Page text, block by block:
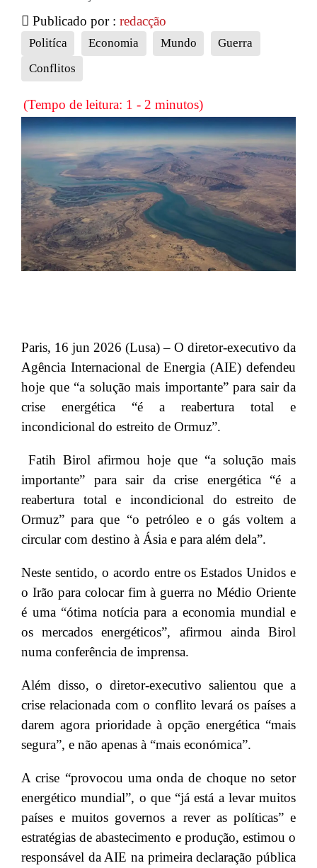
Publicado por : redacção
Politíca Economia Mundo
Guerra
Conflitos
(Tempo de leitura: 1 - 2 minutos)
Paris, 16 jun 2026 (Lusa) – O diretor-executivo da
Agência Internacional de Energia (AIE) defendeu
hoje que “a solução mais importante” para sair da
crise energética “é a reabertura total e
incondicional do estreito de Ormuz”.
Fatih Birol afirmou hoje que “a solução mais
importante” para sair da crise energética “é a
reabertura total e incondicional do estreito de
Ormuz” para que “o petróleo e o gás voltem a
circular com destino à Ásia e para além dela”.
Neste sentido, o acordo entre os Estados Unidos e
o Irão para colocar fim à guerra no Médio Oriente
é uma “ótima notícia para a economia mundial e
os mercados energéticos”, afirmou ainda Birol
numa conferência de imprensa.
Além disso, o diretor-executivo salientou que a
crise relacionada com o conflito levará os países a
darem agora prioridade à opção energética “mais
segura”, e não apenas à “mais económica”.
A crise “provocou uma onda de choque no setor
energético mundial”, o que “já está a levar muitos
países e muitos governos a rever as políticas” e
estratégias de abastecimento e produção, estimou o
responsável da AIE na primeira declaração pública